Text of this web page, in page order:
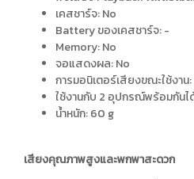
เคสชาร์จ: No
Battery ของเคสชาร์จ: -
Memory: No
จอแสดงผล: No
การมอนิเตอร์เสียงขณะใช้งาน:
ใช้งานกับ 2 อุปกรณ์พร้อมกันไ
น้ำหนัก: 60 g
เสียงคุณภาพสูงและพกพาสะดวก